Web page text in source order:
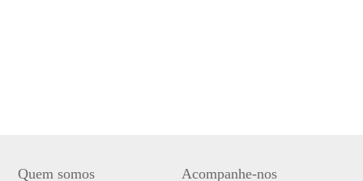
Quem somos Acompanhe-nos